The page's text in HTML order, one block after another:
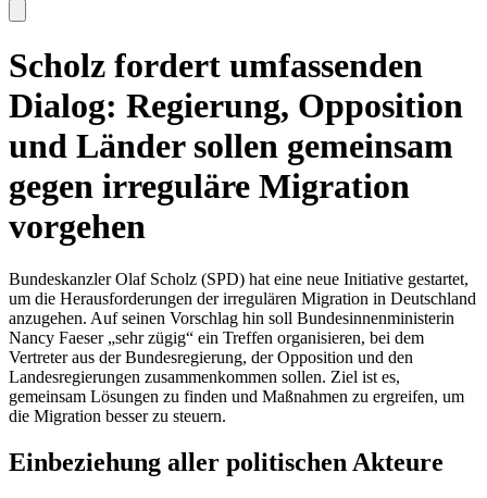
Scholz fordert umfassenden
Dialog: Regierung, Opposition
und Länder sollen gemeinsam
gegen irreguläre Migration
vorgehen
Bundeskanzler Olaf Scholz (SPD) hat eine neue Initiative gestartet,
um die Herausforderungen der irregulären Migration in Deutschland
anzugehen. Auf seinen Vorschlag hin soll Bundesinnenministerin
Nancy Faeser „sehr zügig“ ein Treffen organisieren, bei dem
Vertreter aus der Bundesregierung, der Opposition und den
Landesregierungen zusammenkommen sollen. Ziel ist es,
gemeinsam Lösungen zu finden und Maßnahmen zu ergreifen, um
die Migration besser zu steuern.
Einbeziehung aller politischen Akteure